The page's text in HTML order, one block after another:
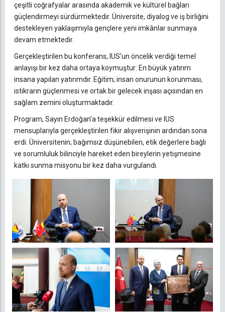
çeşitli coğrafyalar arasında akademik ve kültürel bağları
güçlendirmeyi sürdürmektedir. Üniversite, diyalog ve iş birliğini
destekleyen yaklaşımıyla gençlere yeni imkânlar sunmaya
devam etmektedir.
Gerçekleştirilen bu konferans, IUS’un öncelik verdiği temel
anlayışı bir kez daha ortaya koymuştur: En büyük yatırım
insana yapılan yatırımdır. Eğitim; insan onurunun korunması,
istikrarın güçlenmesi ve ortak bir gelecek inşası açısından en
sağlam zemini oluşturmaktadır.
Program, Sayın Erdoğan’a teşekkür edilmesi ve IUS
mensuplarıyla gerçekleştirilen fikir alışverişinin ardından sona
erdi. Üniversitenin; bağımsız düşünebilen, etik değerlere bağlı
ve sorumluluk bilinciyle hareket eden bireylerin yetişmesine
katkı sunma misyonu bir kez daha vurgulandı.